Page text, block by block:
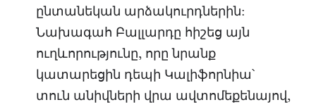
ընտանեկան արձակուրդներին:
Նախագահ Բալլարդը հիշեց այն
ուղևորությունը, որը նրանք
կատարեցին դեպի Կալիֆորնիա՝
տուն անիվների վրա ավտոմեքենայով,